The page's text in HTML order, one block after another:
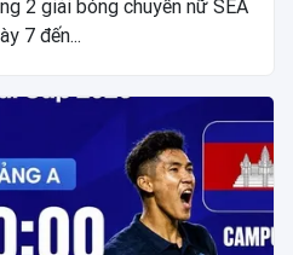
2 giải bóng chuyền nữ SEA
7 đến...